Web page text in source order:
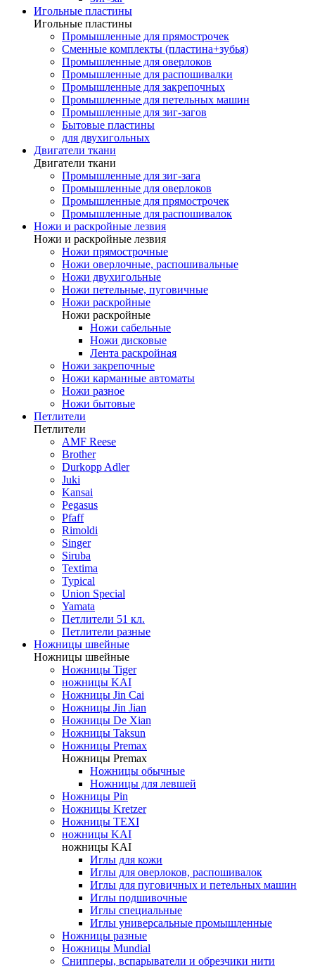
Игольные пластины
Игольные пластины
Промышленные для прямострочек
Сменные комплекты (пластина+зубья)
Промышленные для оверлоков
Промышленные для распошивалки
Промышленные для закрепочных
Промышленные для петельных машин
Промышленные для зиг-загов
Бытовые пластины
для двухигольных
Двигатели ткани
Двигатели ткани
Промышленные для зиг-зага
Промышленные для оверлоков
Промышленные для прямострочек
Промышленные для распошивалок
Ножи и раскройные лезвия
Ножи и раскройные лезвия
Ножи прямострочные
Ножи оверлочные, распошивальные
Ножи двухигольные
Ножи петельные, пуговичные
Ножи раскройные
Ножи раскройные
Ножи сабельные
Ножи дисковые
Лента раскройная
Ножи закрепочные
Ножи карманные автоматы
Ножи разное
Ножи бытовые
Петлители
Петлители
AMF Reese
Brother
Durkopp Adler
Juki
Kansai
Pegasus
Pfaff
Rimoldi
Singer
Siruba
Textima
Typical
Union Special
Yamata
Петлители 51 кл.
Петлители разные
Ножницы швейные
Ножницы швейные
Ножницы Tiger
ножницы KAI
Ножницы Jin Cai
Ножницы Jin Jian
Ножницы De Xian
Ножницы Taksun
Ножницы Premax
Ножницы Premax
Ножницы обычные
Ножницы для левшей
Ножницы Pin
Ножницы Kretzer
Ножницы TEXI
ножницы KAI
ножницы KAI
Иглы для кожи
Иглы для оверлоков, распошивалок
Иглы для пуговичных и петельных машин
Иглы подшивочные
Иглы специальные
Иглы универсальные промышленные
Ножницы разные
Ножницы Mundial
Снипперы, вспарыватели и обрезчики нити